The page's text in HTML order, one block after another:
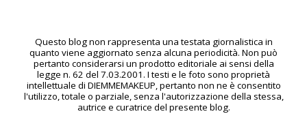
Questo blog non rappresenta una testata giornalistica in
quanto viene aggiornato senza alcuna periodicità. Non può
pertanto considerarsi un prodotto editoriale ai sensi della
legge n. 62 del 7.03.2001. I testi e le foto sono proprietà
intellettuale di DIEMMEMAKEUP, pertanto non ne è consentito
l'utilizzo, totale o parziale, senza l'autorizzazione della stessa,
autrice e curatrice del presente blog.